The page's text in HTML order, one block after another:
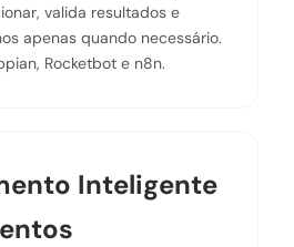
valida resultados e
apenas quando necessário.
Rocketbot e n8n.
Inteligente